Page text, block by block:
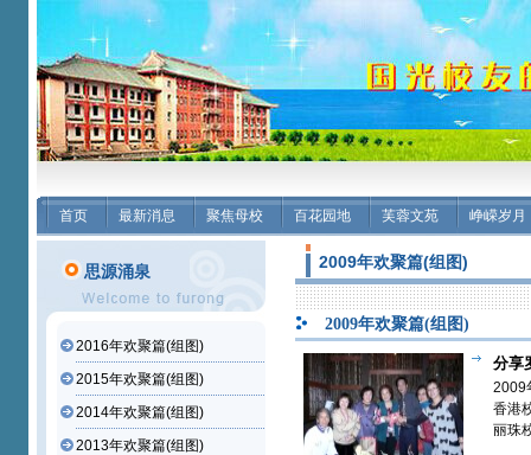
首页 最新消息 聚焦母校 百花园地 芙蓉文苑 峥嵘岁月
思源涌泉
2016年欢聚篇(组图)
2015年欢聚篇(组图)
2014年欢聚篇(组图)
2013年欢聚篇(组图)
2009年欢聚篇(组图)
2009年欢聚篇(组图)
分享
【欢聚篇
2009
香港
丽珠